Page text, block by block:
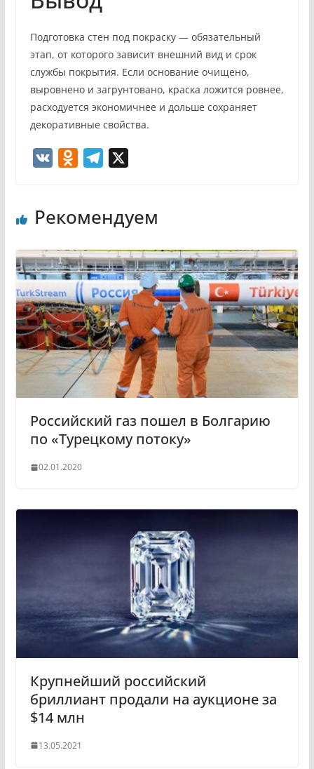
Подготовка стен под покраску — обязательный
этап, от которого зависит внешний вид и срок
службы покрытия. Если основание очищено,
выровнено и загрунтовано, краска ложится ровнее,
расходуется экономичнее и дольше сохраняет
декоративные свойства.
o
l
a
s
s
n
i
k
e
r
a
m
Рекомендуем
Российский газ пошел в Болгарию
по «Турецкому потоку»
02.01.2020
Крупнейший российский
бриллиант продали на аукционе за
$14 млн
13.05.2021